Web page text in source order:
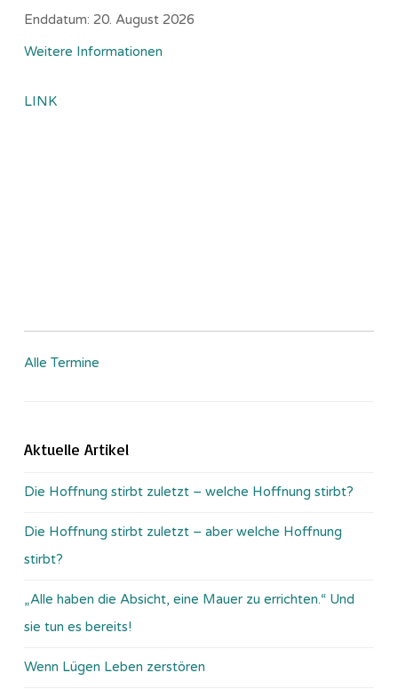
Enddatum: 20. August 2026
Weitere Informationen
LINK
Alle Termine
Aktuelle Artikel
Die Hoffnung stirbt zuletzt – welche Hoffnung stirbt?
Die Hoffnung stirbt zuletzt – aber welche Hoffnung
stirbt?
„Alle haben die Absicht, eine Mauer zu errichten.“ Und
sie tun es bereits!
Wenn Lügen Leben zerstören